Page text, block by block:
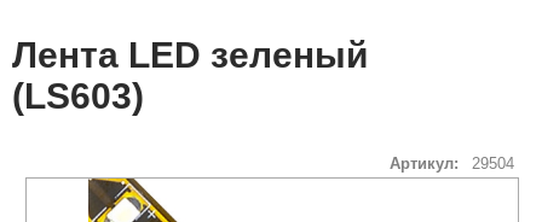
Лента LED зеленый
(LS603)
Артикул: 29504